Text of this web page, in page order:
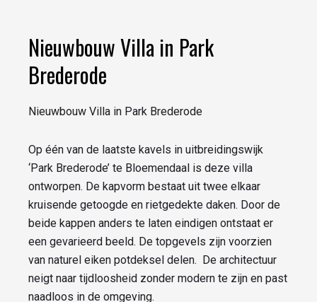
Nieuwbouw Villa in Park
Brederode
Nieuwbouw Villa in Park Brederode
Op één van de laatste kavels in uitbreidingswijk
‘Park Brederode’ te Bloemendaal is deze villa
ontworpen. De kapvorm bestaat uit twee elkaar
kruisende getoogde en rietgedekte daken. Door de
beide kappen anders te laten eindigen ontstaat er
een gevarieerd beeld. De topgevels zijn voorzien
van naturel eiken potdeksel delen. De architectuur
neigt naar tijdloosheid zonder modern te zijn en past
naadloos in de omgeving.